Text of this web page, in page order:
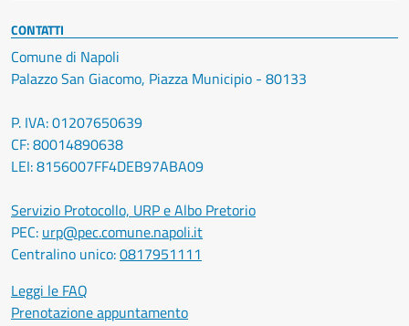
CONTATTI
Comune di Napoli
Palazzo San Giacomo, Piazza Municipio - 80133
P. IVA: 01207650639
CF: 80014890638
LEI: 8156007FF4DEB97ABA09
Servizio Protocollo, URP e Albo Pretorio
PEC: urp@pec.comune.napoli.it
Centralino unico:0817951111
Leggi le FAQ
Prenotazione appuntamento